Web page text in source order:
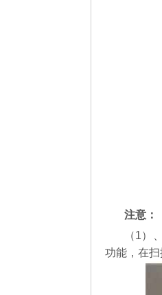
注意：
（1）
功能，在扫